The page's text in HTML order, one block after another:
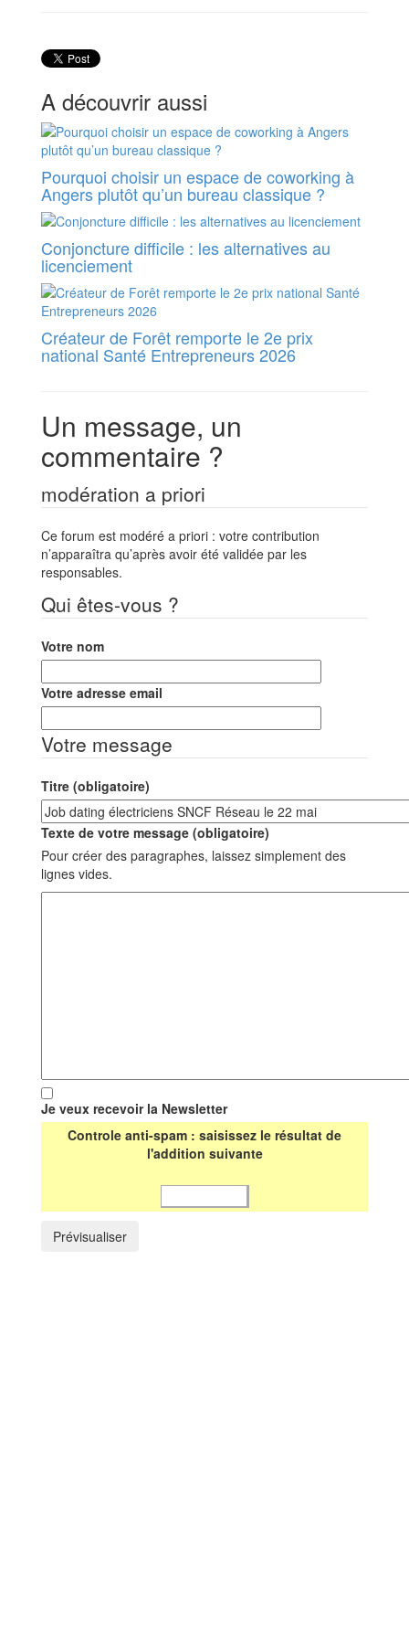
A découvrir aussi
Pourquoi choisir un espace de coworking à
Angers plutôt qu’un bureau classique ?
Conjoncture difficile : les alternatives au
licenciement
Créateur de Forêt remporte le 2e prix
national Santé Entrepreneurs 2026
Un message, un
commentaire ?
modération a priori
Ce forum est modéré a priori : votre contribution
n’apparaîtra qu’après avoir été validée par les
responsables.
Qui êtes-vous ?
Votre nom
Votre adresse email
Votre message
Titre (obligatoire)
Texte de votre message (obligatoire)
Pour créer des paragraphes, laissez simplement des
lignes vides.
Je veux recevoir la Newsletter
Controle anti-spam : saisissez le résultat de
l'addition suivante